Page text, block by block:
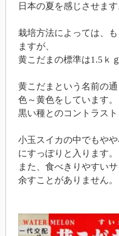
日本の夏を感じさせます
栽培方法によっては、
ますが、
黄こだまの標準は1.5ｋ
黄こだまという名前の
色～黄色をしています。
黒い種とのコントラスト
小玉スイカの中でもや
にすっぽりと入ります。
また、食べきりやすい
余すことがありません。